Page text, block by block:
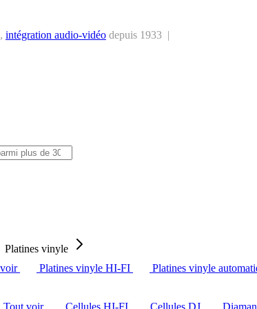
, intégration audio-vidéo depuis 1933 |
Platines vinyle
Platines vinyle HI-FI Platines vinyle
Tout voir Cellules HI-FI Cellules DJ